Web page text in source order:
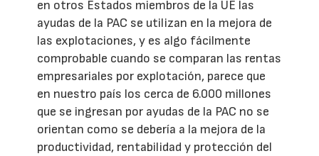
en otros Estados miembros de la UE las
ayudas de la PAC se utilizan en la mejora de
las explotaciones, y es algo fácilmente
comprobable cuando se comparan las rentas
empresariales por explotación, parece que
en nuestro país los cerca de 6.000 millones
que se ingresan por ayudas de la PAC no se
orientan como se debería a la mejora de la
productividad, rentabilidad y protección del